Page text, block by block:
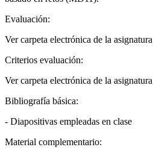
Evaluación:
Ver carpeta electrónica de la asignatura
Criterios evaluación:
Ver carpeta electrónica de la asignatura
Bibliografía básica:
- Diapositivas empleadas en clase
Material complementario: